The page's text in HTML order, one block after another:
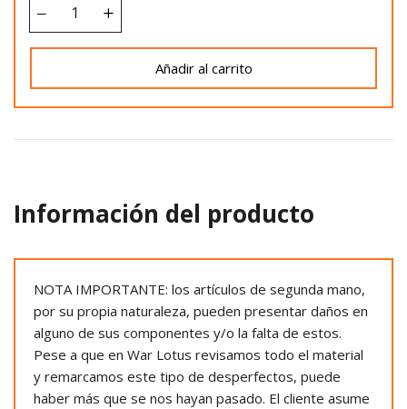
Añadir al carrito
Información del producto
NOTA IMPORTANTE: los artículos de segunda mano,
por su propia naturaleza, pueden presentar daños en
alguno de sus componentes y/o la falta de estos.
Pese a que en War Lotus revisamos todo el material
y remarcamos este tipo de desperfectos, puede
haber más que se nos hayan pasado. El cliente asume